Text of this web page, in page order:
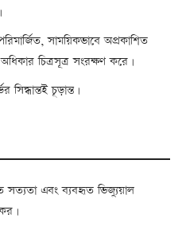
সাময়িকভাবে অপ্রকাশিত
চিত্রসূত্র সংরক্ষণ করে।
সিদ্ধান্তই চূড়ান্ত।
সত্যতা এবং ব্যবহৃত ভিজ্যুয়াল